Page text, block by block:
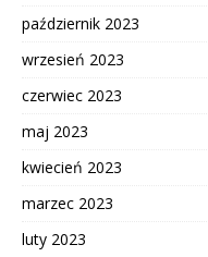
październik 2023
wrzesień 2023
czerwiec 2023
maj 2023
kwiecień 2023
marzec 2023
luty 2023